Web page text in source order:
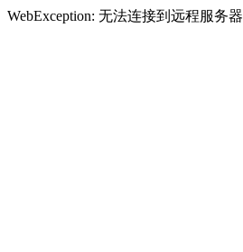
WebException: 无法连接到远程服务器